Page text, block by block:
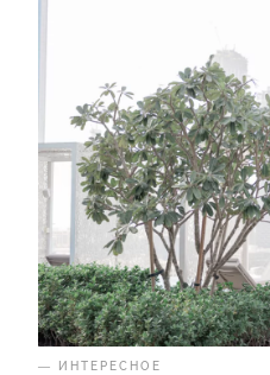
— ИНТЕРЕСНОЕ